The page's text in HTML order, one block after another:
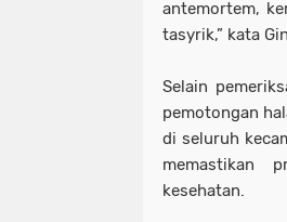
antemortem,
tasyrik,” kata
Selain
pemotongan
di seluruh
memastikan
kesehatan.